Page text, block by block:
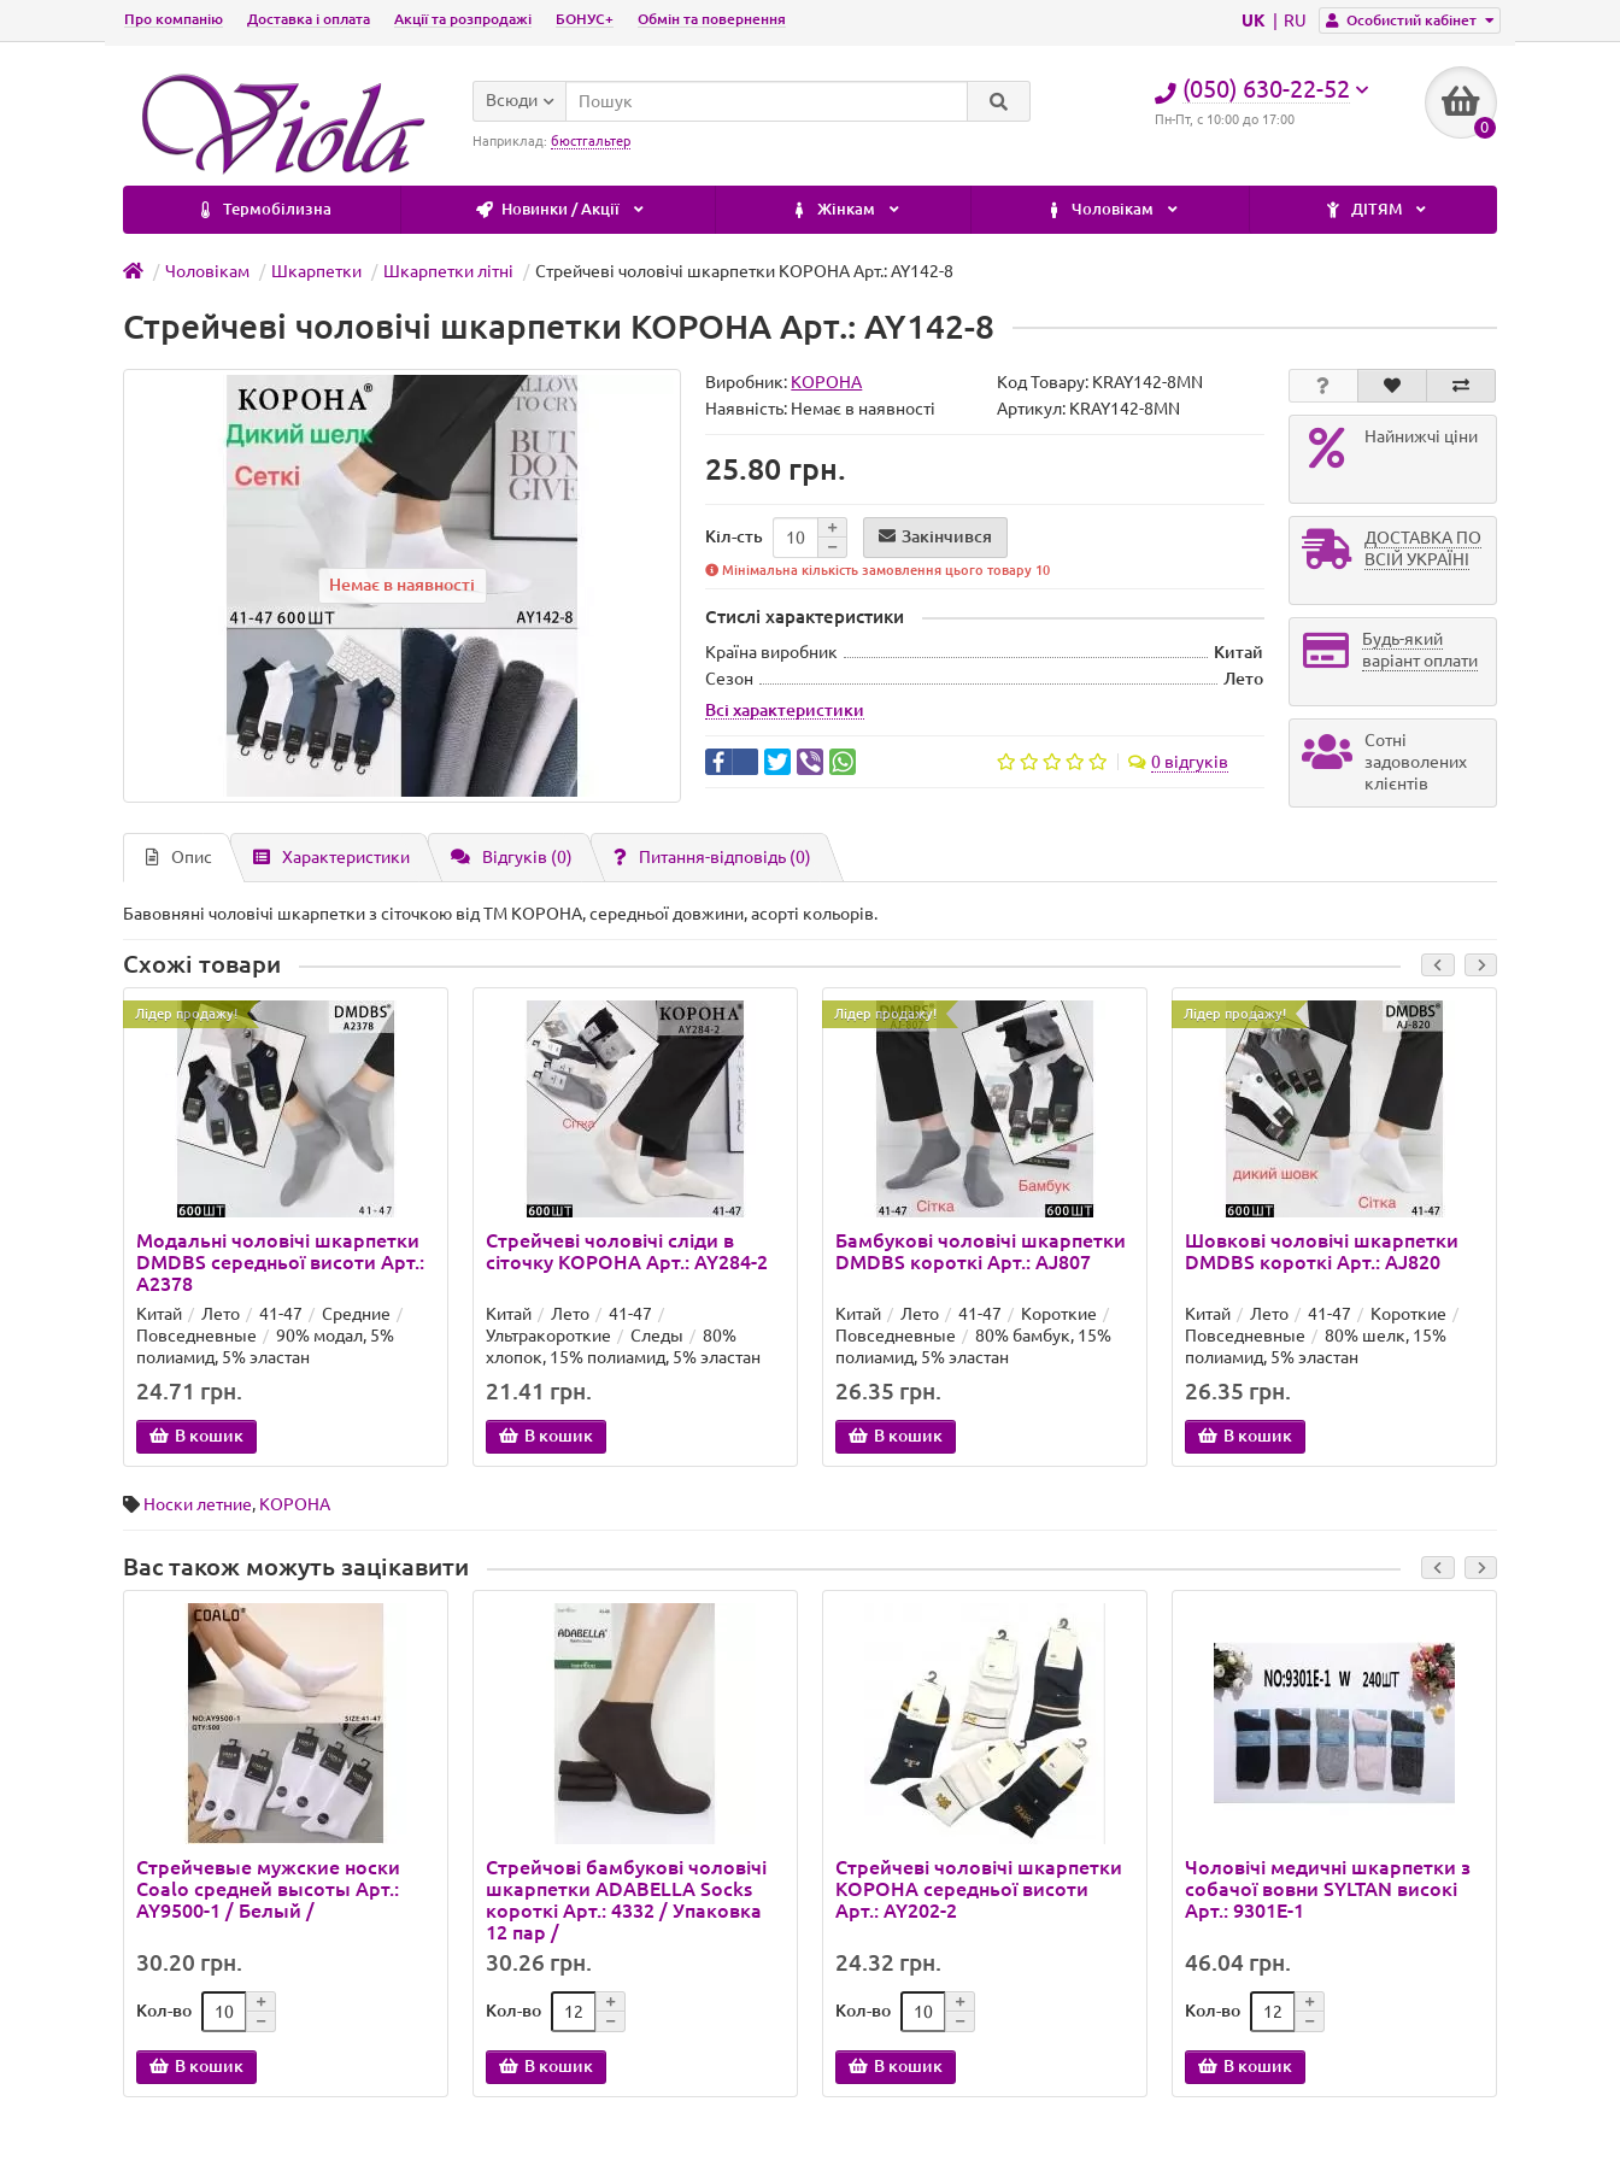
Особистий кабінет
UK RU
Про компанію Доставка і оплата Акції та розпродажі БОНУС+ Обмін та повернення
(050) 630-22-52
Пн-Пт, с 10:00 до 17:00 0
Всюди
Наприклад: бюстгальтер
Термобілизна Новинки / Акції Жінкам Чоловікам ДІТЯМ
Чоловікам Шкарпетки Шкарпетки літні Стрейчеві чоловічі шкарпетки КОРОНА Арт.: AY142-8
Стрейчеві чоловічі шкарпетки КОРОНА Арт.: AY142-8
Немає в наявності
Виробник: КОРОНА Код Товару: KRAY142-8MN
Наявність: Немає в наявності Артикул: KRAY142-8MN
25.80 грн.
Кіл-сть Закінчився
Мінімальна кількість замовлення цього товару 10
Стислі характеристики
Країна виробник
Китай
Сезон
Лето
Всі характеристики
0 відгуків
Найнижчі ціни
ДОСТАВКА ПО
ВСІЙ УКРАЇНІ
Будь-який
варіант оплати
Сотні
задоволених
клієнтів
Опис Характеристики Відгуків (0) Питання-відповідь (0)
Бавовняні чоловічі шкарпетки з сіточкою від ТМ КОРОНА, середньої довжини, асорті кольорів.
Схожі товари
Лідер продажу!
Модальні чоловічі шкарпетки
DMDBS середньої висоти Арт.:
A2378
Китай Лето 41-47
Средние
Повседневные
90% модал, 5%
полиамид, 5% эластан
24.71 грн.
В кошик
Стрейчеві чоловічі сліди в
сіточку КОРОНА Арт.: AY284-2
Китай Лето
41-47
Ультракороткие
Следы
80%
хлопок, 15% полиамид, 5% эластан
21.41 грн.
В кошик
Лідер продажу!
Бамбукові чоловічі шкарпетки
DMDBS короткі Арт.: AJ807
Китай Лето 41-47
Короткие
Повседневные
80% бамбук, 15%
полиамид, 5% эластан
26.35 грн.
В кошик
Лідер продажу!
Шовкові чоловічі шкарпетки
DMDBS короткі Арт.: AJ820
Китай Лето 41-47
Короткие
Повседневные
80% шелк, 15%
полиамид, 5% эластан
26.35 грн.
В кошик
Носки летние, КОРОНА
Вас також можуть зацікавити
Стрейчевые мужские носки
Coalo средней высоты Арт.:
AY9500-1 / Белый /
30.20 грн.
Кол-во
В кошик
Стрейчові бамбукові чоловічі
шкарпетки ADABELLA Socks
короткі Арт.: 4332 / Упаковка
12 пар /
30.26 грн.
Кол-во
В кошик
Стрейчеві чоловічі шкарпетки
КОРОНА середньої висоти
Арт.: AY202-2
24.32 грн.
Кол-во
В кошик
Чоловічі медичні шкарпетки з
собачої вовни SYLTAN високі
Арт.: 9301E-1
46.04 грн.
Кол-во
В кошик